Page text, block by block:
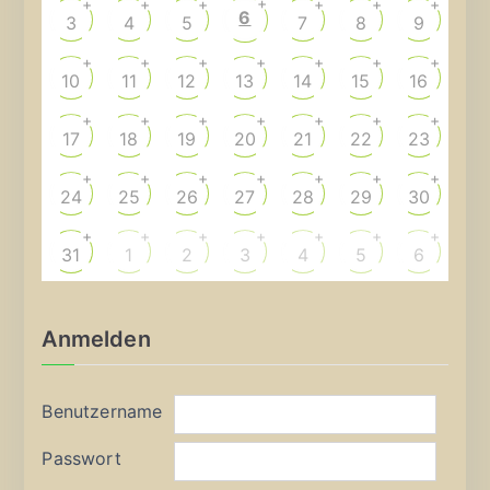
3
+
4
+
5
+
6 7
+
8
+
9
+
10
+
11
+
12
+
13
+
14
+
15
+
16
+
17
+
18
+
19
+
20
+
21
+
22
+
23
+
24
+
25
+
26
+
27
+
28
+
29
+
30
+
31
+
1
+
2
+
3
+
4
+
5
+
6
+
Anmelden
Benutzername
Passwort